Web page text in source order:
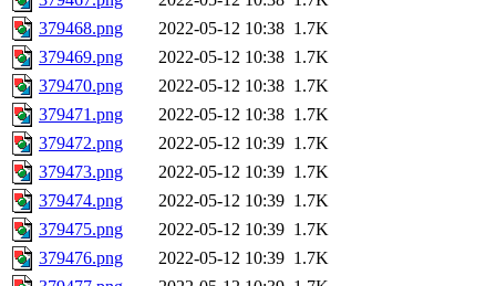
379468.png
2022-05-12 10:38 1.7K
379469.png
2022-05-12 10:38 1.7K
379470.png
2022-05-12 10:38 1.7K
379471.png
2022-05-12 10:38 1.7K
379472.png
2022-05-12 10:39 1.7K
379473.png
2022-05-12 10:39 1.7K
379474.png
2022-05-12 10:39 1.7K
379475.png
2022-05-12 10:39 1.7K
379476.png
2022-05-12 10:39 1.7K